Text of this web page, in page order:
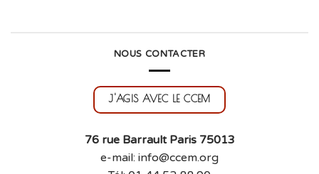
NOUS CONTACTER
J'AGIS AVEC LE CCEM
76 rue Barrault Paris 75013
e-mail: info@ccem.org